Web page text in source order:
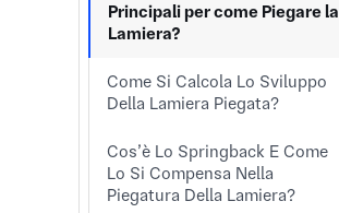
Principali per come Piegare la
Lamiera?
Come Si Calcola Lo Sviluppo
Della Lamiera Piegata?
Cos’è Lo Springback E Come
Lo Si Compensa Nella
Piegatura Della Lamiera?